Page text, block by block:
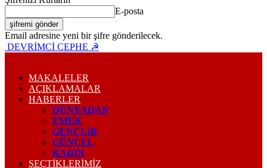
E-posta
Email adresine yeni bir şifre gönderilecek.
DEVRİMCİ CEPHE ☭
MAKALELER
AÇIKLAMALAR
HABERLER
DÜNYADAN
EMEK
GENÇLİK
GÜNCEL
KADIN
ŞEÇTİKLERİMİZ